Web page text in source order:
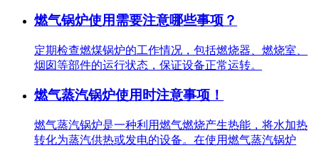
燃气锅炉使用需要注意哪些事项？
定期检查燃煤锅炉的工作情况，包括燃烧器、燃烧室、
烟囱等部件的运行状态，保证设备正常运转。
燃气蒸汽锅炉使用时注意事项！
燃气蒸汽锅炉是一种利用燃气燃烧产生热能，将水加热
转化为蒸汽供热或发电的设备。在使用燃气蒸汽锅炉